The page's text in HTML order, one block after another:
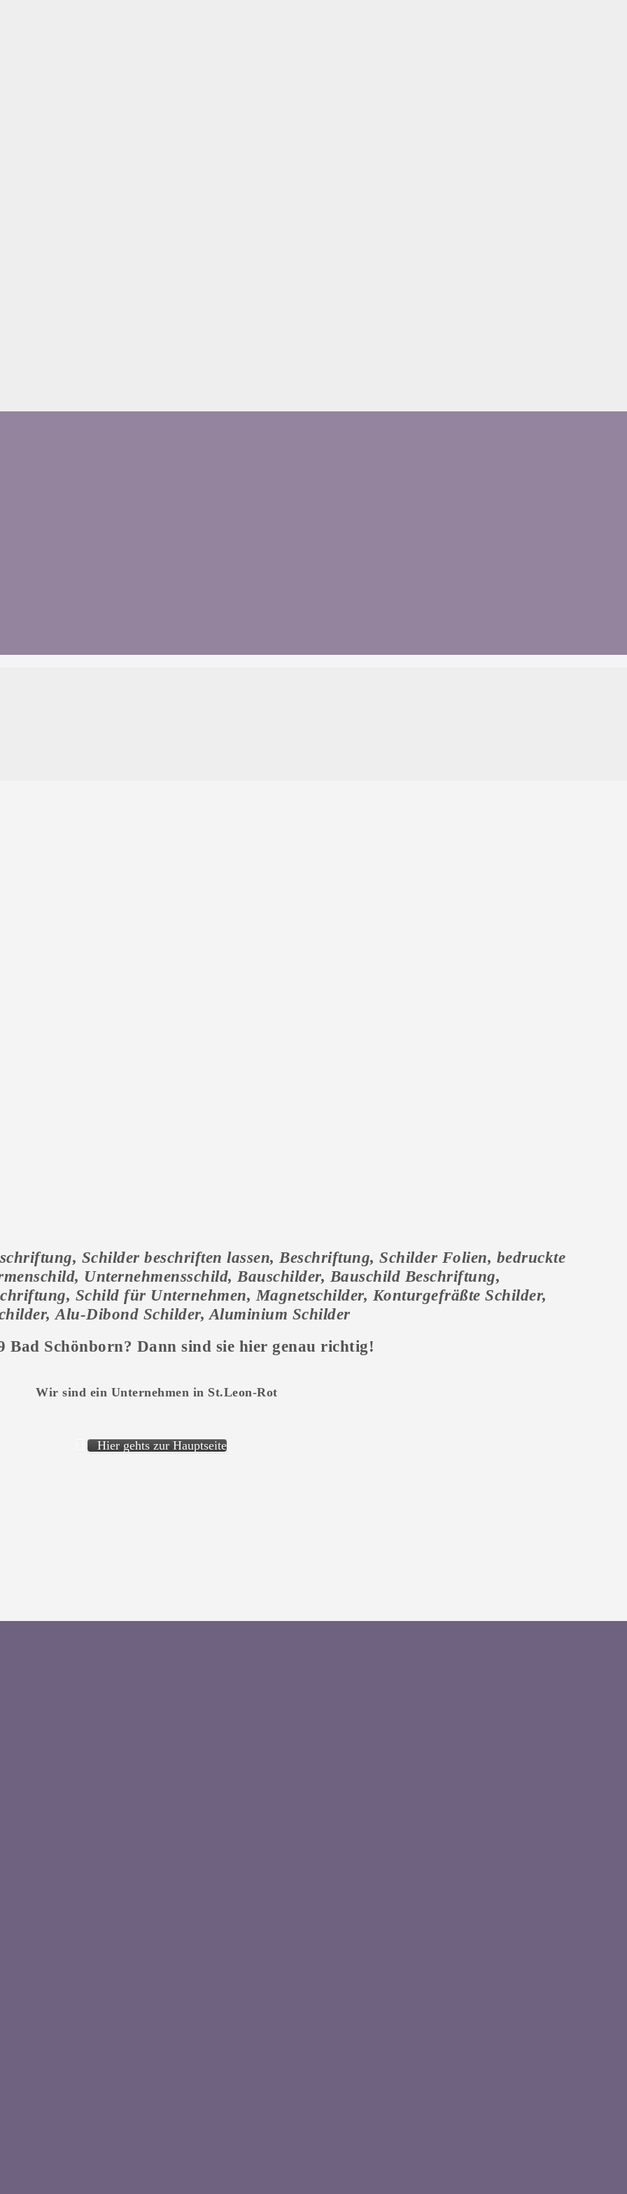
Schilder beschriften lassen, Beschriftung, Schilder Folien, bedruckte
Unternehmensschild, Bauschilder, Bauschild Beschriftung,
Schild für Unternehmen, Magnetschilder, Konturgefräßte Schilder,
Alu-Dibond Schilder, Aluminium Schilder
Bad Schönborn? Dann sind sie hier genau richtig!
Wir sind ein Unternehmen in St.Leon-Rot
Hier gehts zur Hauptseite